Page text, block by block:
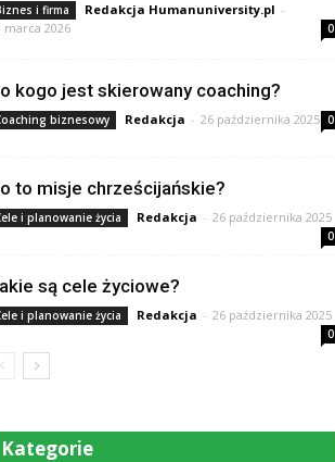
i firma Redakcja Humanuniversity.pl -
marca 2026
0
kogo jest skierowany coaching?
biznesowy Redakcja - 26 października 2025 0
to misje chrześcijańskie?
i planowanie życia Redakcja - 26 października 2025
0
są cele życiowe?
i planowanie życia Redakcja - 26 października 2025
0
Kategorie